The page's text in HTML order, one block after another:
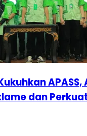
APASS,
dan